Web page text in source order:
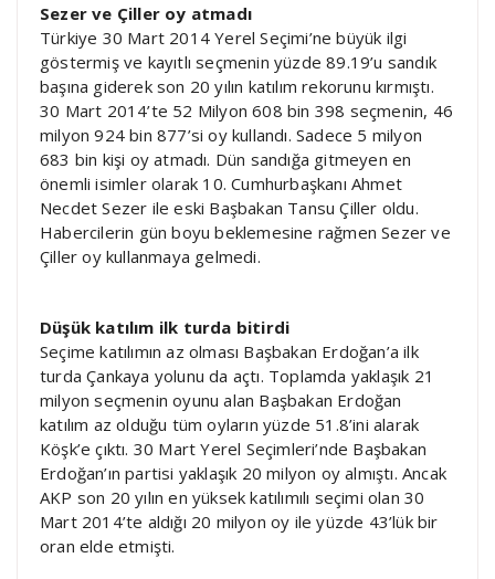
Sezer ve Çiller oy atmadı
Türkiye 30 Mart 2014 Yerel Seçimi’ne büyük ilgi
göstermiş ve kayıtlı seçmenin yüzde 89.19’u sandık
başına giderek son 20 yılın katılım rekorunu kırmıştı.
30 Mart 2014’te 52 Milyon 608 bin 398 seçmenin, 46
milyon 924 bin 877’si oy kullandı. Sadece 5 milyon
683 bin kişi oy atmadı. Dün sandığa gitmeyen en
önemli isimler olarak 10. Cumhurbaşkanı Ahmet
Necdet Sezer ile eski Başbakan Tansu Çiller oldu.
Habercilerin gün boyu beklemesine rağmen Sezer ve
Çiller oy kullanmaya gelmedi.
Düşük katılım ilk turda bitirdi
Seçime katılımın az olması Başbakan Erdoğan’a ilk
turda Çankaya yolunu da açtı. Toplamda yaklaşık 21
milyon seçmenin oyunu alan Başbakan Erdoğan
katılım az olduğu tüm oyların yüzde 51.8’ini alarak
Köşk’e çıktı. 30 Mart Yerel Seçimleri’nde Başbakan
Erdoğan’ın partisi yaklaşık 20 milyon oy almıştı. Ancak
AKP son 20 yılın en yüksek katılımılı seçimi olan 30
Mart 2014’te aldığı 20 milyon oy ile yüzde 43’lük bir
oran elde etmişti.